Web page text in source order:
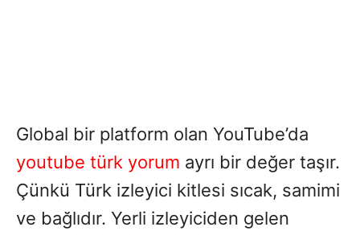
Global bir platform olan YouTube’da
youtube türk yorum ayrı bir değer taşır.
Çünkü Türk izleyici kitlesi sıcak, samimi
ve bağlıdır. Yerli izleyiciden gelen